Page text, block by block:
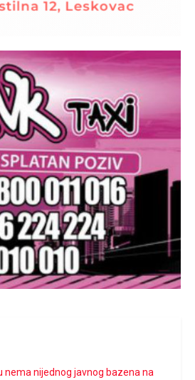
nema nijednog javnog bazena na